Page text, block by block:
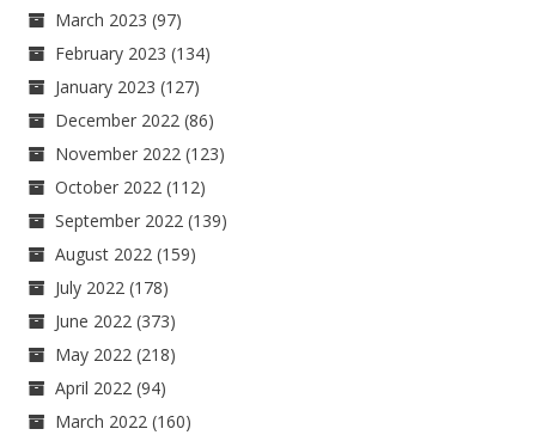
March 2023 (97)
February 2023 (134)
January 2023 (127)
December 2022 (86)
November 2022 (123)
October 2022 (112)
September 2022 (139)
August 2022 (159)
July 2022 (178)
June 2022 (373)
May 2022 (218)
April 2022 (94)
March 2022 (160)